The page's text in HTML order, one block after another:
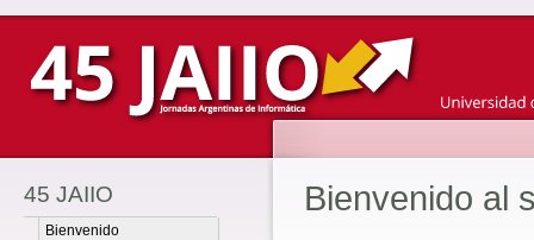
45 JAIIO
Bienvenido
Bienvenido al